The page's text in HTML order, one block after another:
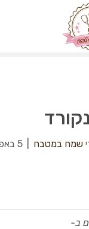
שמח במטבח 5 באפריל 2019
ב-